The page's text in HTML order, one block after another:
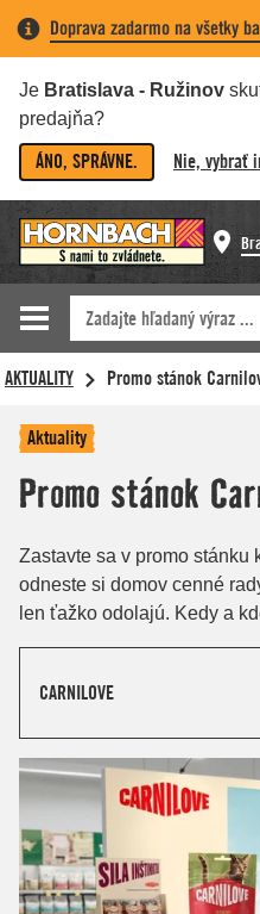
Doprava zadarmo na všetky
Je Bratislava - Ružinov
predajňa?
ÁNO, SPRÁVNE. Nie, vybrať